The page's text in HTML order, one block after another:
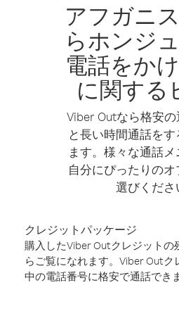
アフガニ
らホンジ
電話をか
に関する
Viber Outなら格安
と長い時間通話を
ます。様々な通話メ
自分にぴったりの
選びくださ
クレジットパッケージ
購入したViber Outクレジット
らご覧になれます。Viber Out
中の電話番号に格安で通話でき